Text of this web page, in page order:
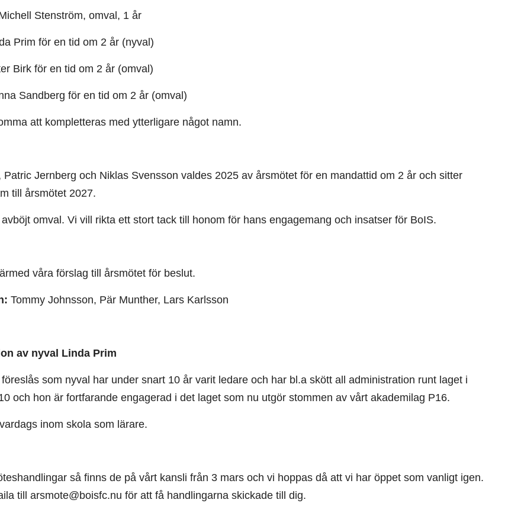
Stenström, omval, 1 år
Prim för en tid om 2 år (nyval)
Birk för en tid om 2 år (omval)
Sandberg för en tid om 2 år (omval)
att kompletteras med ytterligare något namn.
Patric Jernberg och Niklas Svensson valdes 2025 av årsmötet för en mandattid om 2 år och sitter
till årsmötet 2027.
omval. Vi vill rikta ett stort tack till honom för hans engagemang och insatser för BoIS.
våra förslag till årsmötet för beslut.
Tommy Johnsson, Pär Munther, Lars Karlsson
av nyval Linda Prim
som nyval har under snart 10 år varit ledare och har bl.a skött all administration runt laget i
och hon är fortfarande engagerad i det laget som nu utgör stommen av vårt akademilag P16.
inom skola som lärare.
så finns de på vårt kansli från 3 mars och vi hoppas då att vi har öppet som vanligt igen.
till arsmote@boisfc.nu för att få handlingarna skickade till dig.